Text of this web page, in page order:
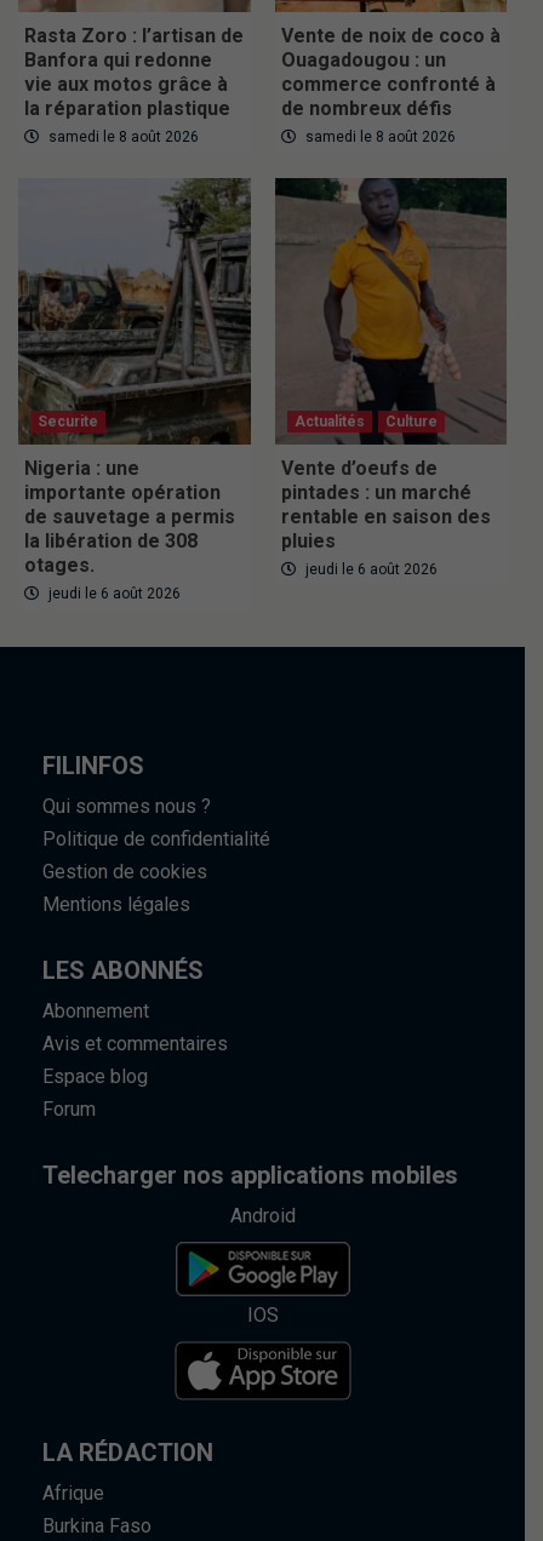
Rasta Zoro : l’artisan de
Banfora qui redonne
vie aux motos grâce à
la réparation plastique
samedi le 8 août 2026
Vente de noix de coco à
Ouagadougou : un
commerce confronté à
de nombreux défis
samedi le 8 août 2026
Securite
Nigeria : une
importante opération
de sauvetage a permis
la libération de 308
otages.
jeudi le 6 août 2026
Actualités Culture
Vente d’oeufs de
pintades : un marché
rentable en saison des
pluies
jeudi le 6 août 2026
FILINFOS
Qui sommes nous ?
Politique de confidentialité
Gestion de cookies
Mentions légales
LES ABONNÉS
Abonnement
Avis et commentaires
Espace blog
Forum
Telecharger nos applications mobiles
Android
IOS
LA RÉDACTION
Afrique
Burkina Faso